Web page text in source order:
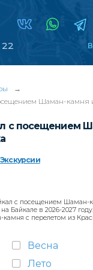
22
→
Шаман-камня
с посещением
Экскурсии
с посещением Шаман-
Байкале в 2026-2027
с перелетом из
Весна
Лето